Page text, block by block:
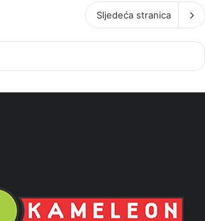
Sljedeća stranica